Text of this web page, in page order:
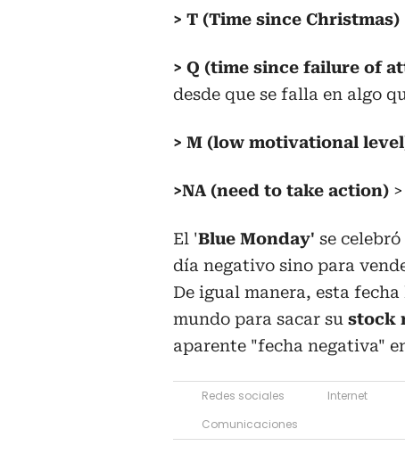
> T (Time since Christmas)
> Q (time since failure of
desde que se falla en algo
> M (low motivational
>NA (need to take action)
El 'Blue Monday' se
día negativo sino para
De igual manera, esta
mundo para sacar su stock
aparente "fecha negativa"
Redes sociales Internet
Comunicaciones